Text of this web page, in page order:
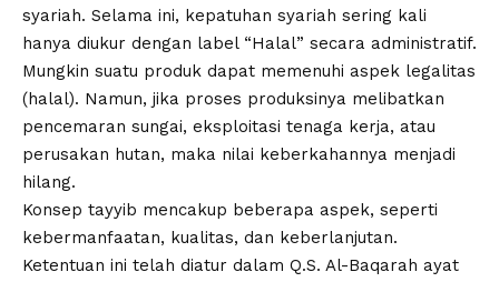
syariah. Selama ini, kepatuhan syariah sering kali
hanya diukur dengan label “Halal” secara administratif.
Mungkin suatu produk dapat memenuhi aspek legalitas
(halal). Namun, jika proses produksinya melibatkan
pencemaran sungai, eksploitasi tenaga kerja, atau
perusakan hutan, maka nilai keberkahannya menjadi
hilang.
Konsep tayyib mencakup beberapa aspek, seperti
kebermanfaatan, kualitas, dan keberlanjutan.
Ketentuan ini telah diatur dalam Q.S. Al-Baqarah ayat